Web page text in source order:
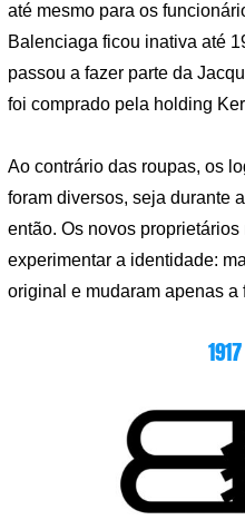
até mesmo para os
Balenciaga ficou inativa até
passou a fazer parte da
foi comprado pela holding
Ao contrário das roupas, os
foram diversos, seja durante
então. Os novos
experimentar a identidade:
original e mudaram apenas a